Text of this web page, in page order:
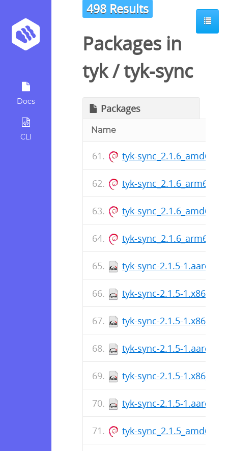
Docs
CLI
498 Results
Packages in
tyk/tyk-sync
Packages
Name
tyk-
tyk-
tyk-
tyk-
tyk-sync-2.1.5-
tyk-sync-2.1.5-
tyk-sync-2.1.5-
tyk-sync-2.1.5-
tyk-sync-2.1.5-
tyk-sync-2.1.5-
tyk-